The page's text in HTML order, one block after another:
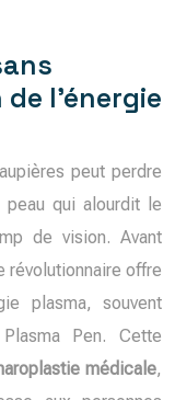
l’énergie
peut perdre
qui alourdit le
de vision. Avant
révolutionnaire offre
plasma, souvent
Pen. Cette
médicale,